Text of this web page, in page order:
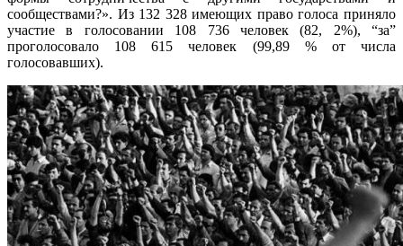
сообществами?». Из 132 328 имеющих право голоса приняло
участие в голосовании 108 736 человек (82, 2%), “за”
проголосовало 108 615 человек (99,89 % от числа
голосовавших).